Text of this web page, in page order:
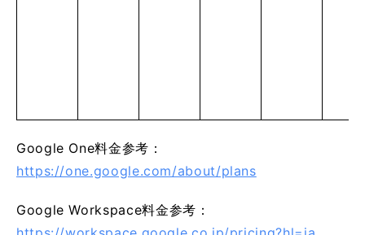
Google One料金参考：
https://one.google.com/about/plans
Google Workspace料金参考：